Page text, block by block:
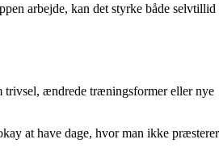
arbejde, kan det styrke både selvtillid
trivsel, ændrede træningsformer eller nye
at have dage, hvor man ikke præsterer